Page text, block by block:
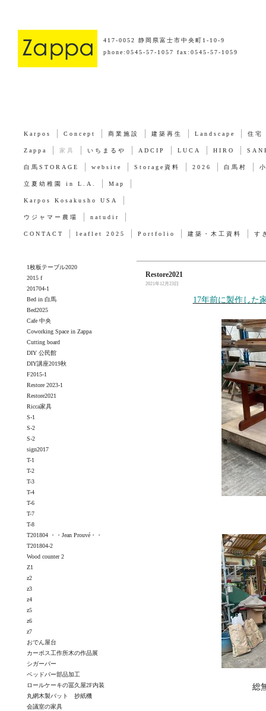
417-0052 静岡県富士市中央町1-10-9
phone:0545-57-1057 fax:0545-57-1059
Karpos Concept 商業施設 建築再生 Landscape 住宅
Zappa 家具 いちまるや ADCIP LUCA HIRO
白馬STORAGE website Storage資料 2026 白馬村
立夏幼稚園 in L.A. Map
Karpos Kosakusho USA
ウジャマー農場 natudir
CONTACT leaflet 2025 Portfolio 建築・木工資料 す
1枚板テーブル2020
2015 f
201704-1
Bed in 白馬
Bed2025
Cafe 中央
Coworking Space in Zappa
Cutting board
DIY 公民館
DIY講座2019秋
F2015-1
Restore 2023-1
Restore2021
Ricca家具
S-1
S-2
S-2
sign2017
T-1
T-2
T-3
T-4
T-6
T-7
T-8
T201804 ・・Jean Prouvé・・
T201804-2
Wood counter 2
Z1
z2
z3
z4
z5
z6
z7
おでん屋台
カーポス工作所木の作品展
シガーバー
ベッドバー部品加工
ロールケーキの冨久屋2F内装
丸網木製バット 抄紙機
会議室の家具
Restore2021
2021年12月23日
17年前に製作した
総